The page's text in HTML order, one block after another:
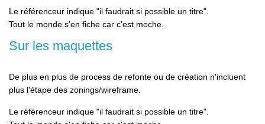
Le référenceur indique "il faudrait si possible un titre".
Tout le monde s'en fiche car c'est moche.
Sur les maquettes
De plus en plus de process de refonte ou de création n'incluent
plus l'étape des zonings/wireframe.
Le référenceur indique "il faudrait si possible un titre".